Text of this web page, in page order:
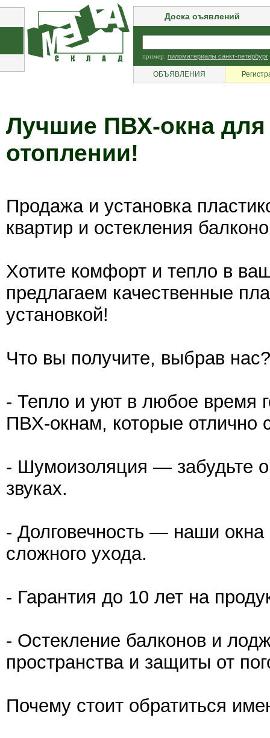
Доска оъявлений
пример: пиломатериалы санкт-петербург
ОБЪЯВЛЕНИЯ
Лучшие ПВХ-окна
отоплении!
Продажа и установка
квартир и остекления
Хотите комфорт и тепло в
предлагаем качественные
установкой!
Что вы получите, выбрав нас?
- Тепло и уют в любое время
ПВХ-окнам, которые отлично
- Шумоизоляция — забудьте
звуках.
- Долговечность — наши окна
сложного ухода.
- Гарантия до 10 лет на
- Остекление балконов и
пространства и защиты от
Почему стоит обратиться